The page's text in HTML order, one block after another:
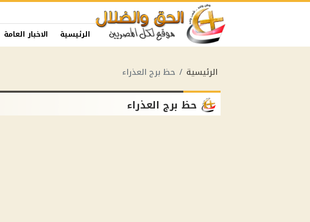
الرئيسية الاخبار العامة
الرئيسية حظ برج العذراء
حظ برج العذراء